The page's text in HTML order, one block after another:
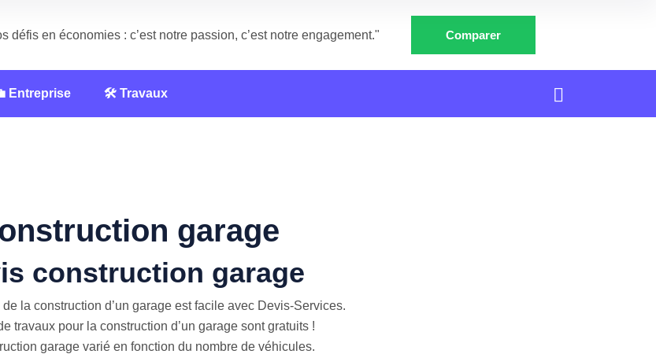
défis en économies : c’est notre passion, c’est notre engagement." Comparer
Entreprise 🛠️ Travaux
garage
construction garage
la construction d’un garage est facile avec Devis-Services.
travaux pour la construction d’un garage sont gratuits !
garage varié en fonction du nombre de véhicules.